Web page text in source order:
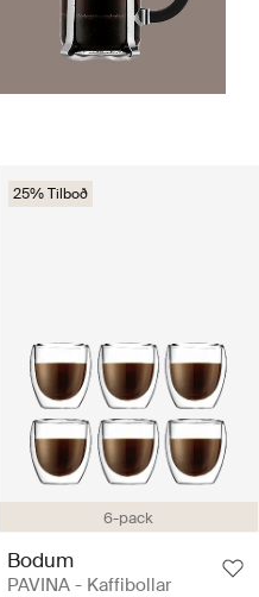
6-pack
25% Tilboð
Bodum
PAVINA - Kaffibollar